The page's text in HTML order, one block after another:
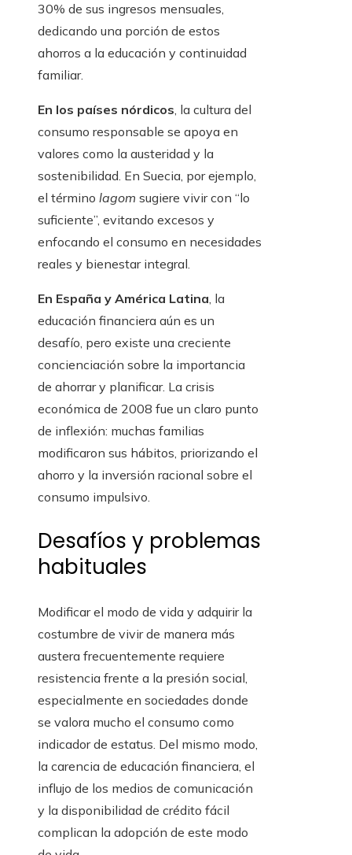
30% de sus ingresos mensuales,
dedicando una porción de estos
ahorros a la educación y continuidad
familiar.
En los países nórdicos, la cultura del
consumo responsable se apoya en
valores como la austeridad y la
sostenibilidad. En Suecia, por ejemplo,
el término lagom sugiere vivir con “lo
suficiente”, evitando excesos y
enfocando el consumo en necesidades
reales y bienestar integral.
En España y América Latina, la
educación financiera aún es un
desafío, pero existe una creciente
concienciación sobre la importancia
de ahorrar y planificar. La crisis
económica de 2008 fue un claro punto
de inflexión: muchas familias
modificaron sus hábitos, priorizando el
ahorro y la inversión racional sobre el
consumo impulsivo.
Desafíos y problemas
habituales
Modificar el modo de vida y adquirir la
costumbre de vivir de manera más
austera frecuentemente requiere
resistencia frente a la presión social,
especialmente en sociedades donde
se valora mucho el consumo como
indicador de estatus. Del mismo modo,
la carencia de educación financiera, el
influjo de los medios de comunicación
y la disponibilidad de crédito fácil
complican la adopción de este modo